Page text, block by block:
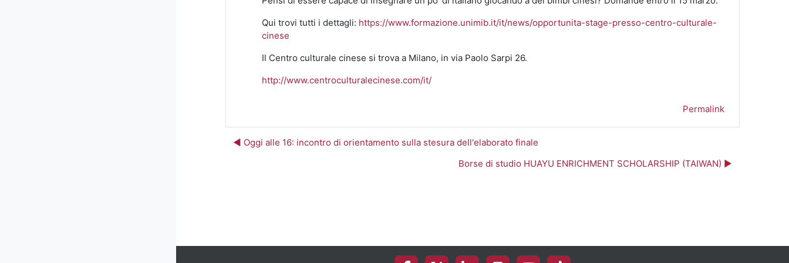
Qui trovi tutti i dettagli: https://www.formazione.unimib.it/it/news/opportunita-stage-presso-centro-culturale-
cinese
Il Centro culturale cinese si trova a Milano, in via Paolo Sarpi 26.
http://www.centroculturalecinese.com/it/
Permalink
◀︎ Oggi alle 16: incontro di orientamento sulla stesura dell'elaborato finale
Borse di studio HUAYU ENRICHMENT SCHOLARSHIP (TAIWAN) ▶︎